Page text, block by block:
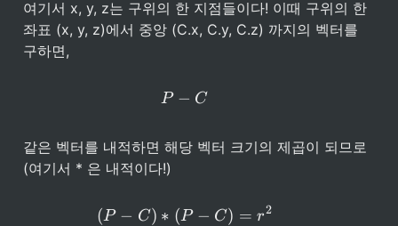
여기서 x, y, z는 구위의 한 지점들이다! 이때 구위의 한
좌표 (x, y, z)에서 중앙 (C.x, C.y, C.z) 까지의 벡터를
구하면,
P - C
P − C
같은 벡터를 내적하면 해당 벡터 크기의 제곱이 되므로
(여기서 * 은 내적이다!)
(P - C)*(P-C) = r^2
(P − C) ∗ (P − C) = r2